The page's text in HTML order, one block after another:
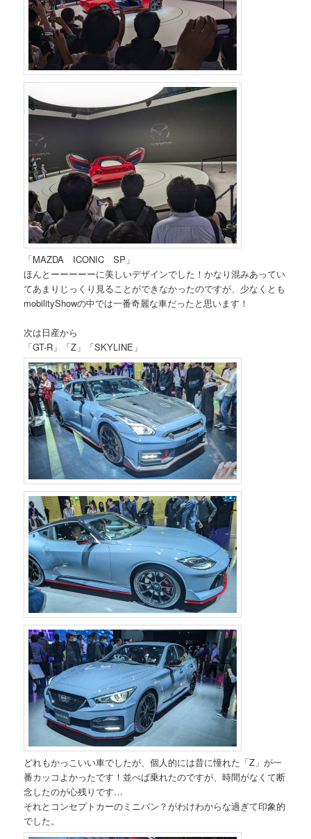
「MAZDA ICONIC SP」
ほんとーーーーーに美しいデザインでした！かなり混みあってい
てあまりじっくり見ることができなかったのですが、少なくとも
mobilityShowの中では一番奇麗な車だったと思います！
次は日産から
「GT-R」「Z」「SKYLINE」
どれもかっこいい車でしたが、個人的には昔に憧れた「Z」が一
番カッコよかったです！並べば乗れたのですが、時間がなくて断
念したのが心残りです…
それとコンセプトカーのミニバン？がわけわからな過ぎて印象的
でした。